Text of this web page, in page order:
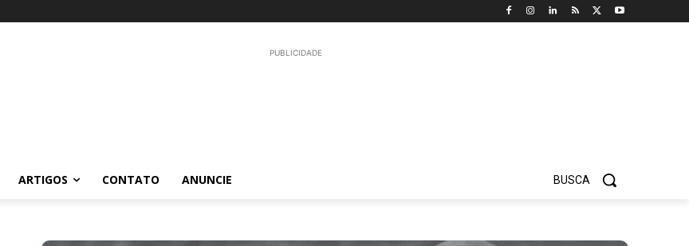
PUBLICIDADE
ARTIGOS CONTATO ANUNCIE BUSCA